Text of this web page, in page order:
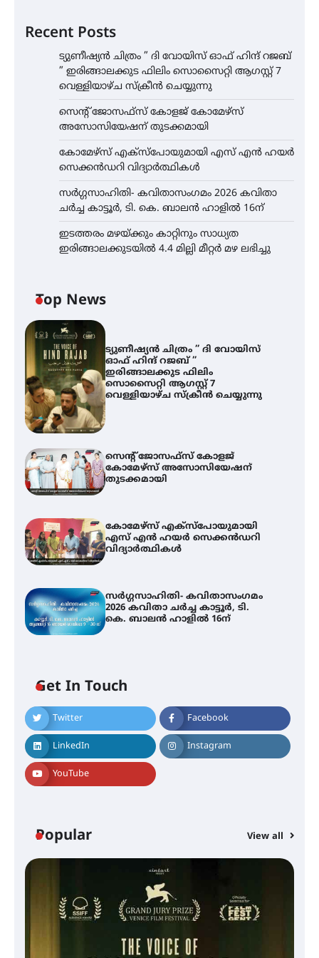
Recent Posts
ട്യുണീഷ്യൻ ചിത്രം ” ദി വോയിസ് ഓഫ് ഹിന്ദ് റജബ്
” ഇരിങ്ങാലക്കുട ഫിലിം സൊസൈറ്റി ആഗസ്റ്റ് 7
വെള്ളിയാഴ്ച സ്‌ക്രീൻ ചെയ്യുന്നു
സെന്റ് ജോസഫ്സ് കോളജ് കോമേഴ്‌സ്
അസോസിയേഷന് തുടക്കമായി
കോമേഴ്സ് എക്സ്പോയുമായി എസ് എൻ ഹയർ
സെക്കൻഡറി വിദ്യാർത്ഥികൾ
സർഗ്ഗസാഹിതി- കവിതാസംഗമം 2026 കവിതാ
ചർച്ച കാട്ടൂർ, ടി. കെ. ബാലൻ ഹാളിൽ 16ന്
ഇടത്തരം മഴയ്ക്കും കാറ്റിനും സാധ്യത
ഇരിങ്ങാലക്കുടയിൽ 4.4 മില്ലി മീറ്റർ മഴ ലഭിച്ചു
Top News
ട്യുണീഷ്യൻ ചിത്രം ” ദി വോയിസ്
ഓഫ് ഹിന്ദ് റജബ് ”
ഇരിങ്ങാലക്കുട ഫിലിം
സൊസൈറ്റി ആഗസ്റ്റ് 7
വെള്ളിയാഴ്ച സ്‌ക്രീൻ ചെയ്യുന്നു
സെന്റ് ജോസഫ്സ് കോളജ്
കോമേഴ്‌സ് അസോസിയേഷന്
തുടക്കമായി
കോമേഴ്സ് എക്സ്പോയുമായി
എസ് എൻ ഹയർ സെക്കൻഡറി
വിദ്യാർത്ഥികൾ
സർഗ്ഗസാഹിതി- കവിതാസംഗമം
2026 കവിതാ ചർച്ച കാട്ടൂർ, ടി.
കെ. ബാലൻ ഹാളിൽ 16ന്
Get In Touch
Twitter Facebook
LinkedIn Instagram
YouTube
Popular View all
സെന്റ് ജോസഫ്സ് കോളജ്
കോമേഴ്‌സ് അസോസിയേഷന്
തുടക്കമായി